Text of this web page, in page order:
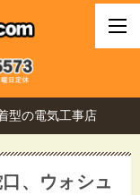
型の電気工事店
、ウォシュ